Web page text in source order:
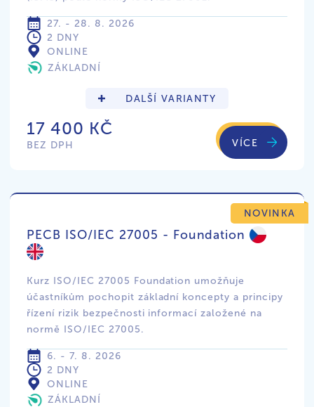
27. - 28. 8. 2026
2 DNY
ONLINE
ZÁKLADNÍ
DALŠÍ VARIANTY
17 400 KČ
BEZ DPH VÍCE
PECB ISO/IEC 27005 - Foundation
Kurz ISO/IEC 27005 Foundation umožňuje
účastníkům pochopit základní koncepty a principy
řízení rizik bezpečnosti informací založené na
normě ISO/IEC 27005.
6. - 7. 8. 2026
2 DNY
ONLINE
ZÁKLADNÍ
NOVINKA